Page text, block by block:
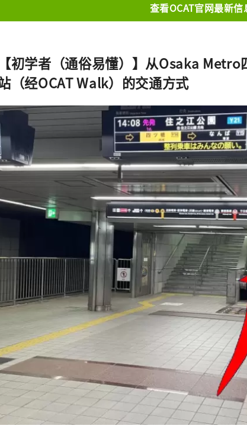
查看OCAT官网最新信
【初学者（通俗易懂）】从Osaka
（经OCAT Walk）的交通方式